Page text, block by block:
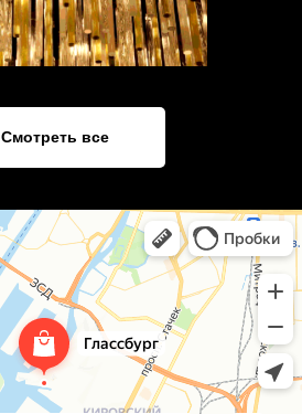
Смотреть все